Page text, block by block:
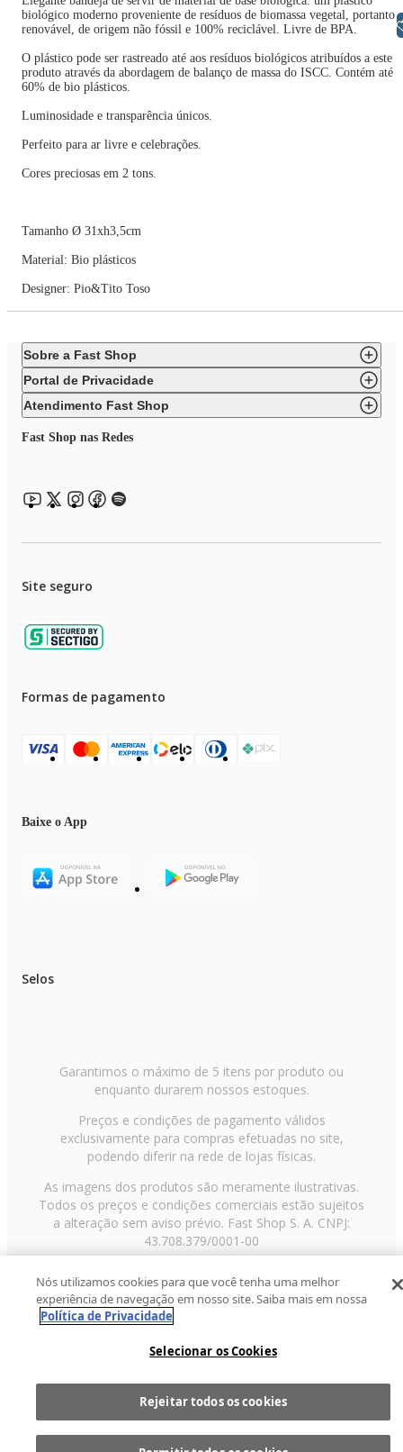
Comprar
biológico moderno proveniente de resíduos de biomassa vegetal, portanto
renovável, de origem não fóssil e 100% reciclável. Livre de BPA.
O plástico pode ser rastreado até aos resíduos biológicos atribuídos a este
produto através da abordagem de balanço de massa do ISCC. Contém até
60% de bio plásticos.
Luminosidade e transparência únicos.
Perfeito para ar livre e celebrações.
Cores preciosas em 2 tons.
Tamanho Ø 31xh3,5cm
Material: Bio plásticos
Designer: Pio&Tito Toso
Sobre a Fast Shop
Portal de Privacidade
Atendimento Fast Shop
Fast Shop nas Redes
Site seguro
Formas de pagamento
Baixe o App
Selos
Garantimos o máximo de 5 itens por produto ou
enquanto durarem nossos estoques.
Preços e condições de pagamento válidos
exclusivamente para compras efetuadas no site,
podendo diferir na rede de lojas físicas.
As imagens dos produtos são meramente ilustrativas.
Todos os preços e condições comerciais estão sujeitos
a alteração sem aviso prévio. Fast Shop S. A. CNPJ:
43.708.379/0001-00
Paulo/SP, CEP 02029-001, Telefone: 11 3003-3728 ©
2013 Fast Shop - Todos os direitos reservadosRF
Nós utilizamos cookies para que você tenha uma melhor
experiência de navegação em nosso site. Saiba mais em nossa
Política de Privacidade
Selecionar os Cookies
Rejeitar todos os cookies
Libras